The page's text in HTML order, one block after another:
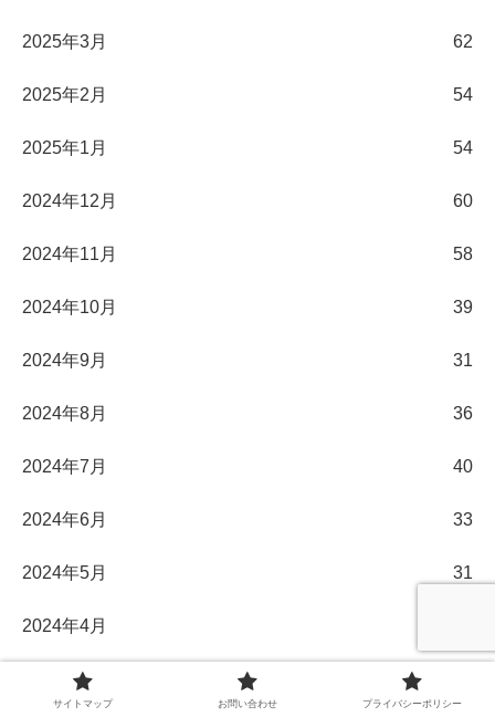
2025年3月 62
2025年2月 54
2025年1月 54
2024年12月 60
2024年11月 58
2024年10月 39
2024年9月 31
2024年8月 36
2024年7月 40
2024年6月 33
2024年5月 31
2024年4月
2024年3月
サイトマップ お問い合わせ プライバシーポリシー